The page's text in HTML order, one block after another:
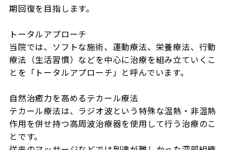
期回復を目指します。
トータルアプローチ
当院では、ソフトな施術、運動療法、栄養療法、行動
療法（生活習慣）などを中心に治療を組み立ていくこ
とを「トータルアプローチ」と呼んでいます。
自然治癒力を高めるテカール療法
テカール療法は、ラジオ波という特殊な温熱・非温熱
作用を併せ持つ高周波治療器を使用して行う治療のこ
とです。